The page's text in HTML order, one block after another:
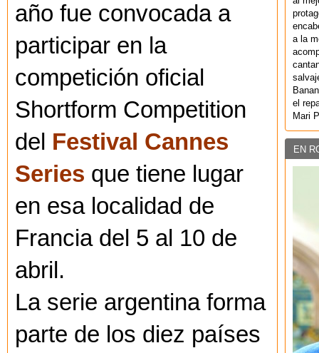
año fue convocada a
participar en la
competición oficial
Shortform Competition
del Festival Cannes
Series que tiene lugar
en esa localidad de
Francia del 5 al 10 de
abril.
La serie argentina forma
parte de los diez países
a la
el
Mari
EN